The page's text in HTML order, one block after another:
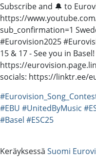
Subscribe and 🔔 to
https://
sub_confirmation=1
#Eurovision2025
15 & 17 - See you in
https://
socials: https://linktr.ee/
#EBU #UnitedByMusic
#Basel #ESC25
Keräyksessä Suomi